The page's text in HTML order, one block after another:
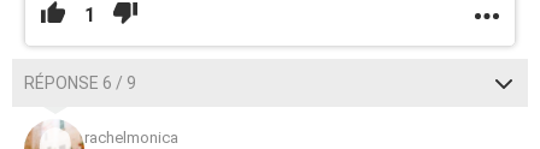
1
RÉPONSE 6 / 9
rachelmonica